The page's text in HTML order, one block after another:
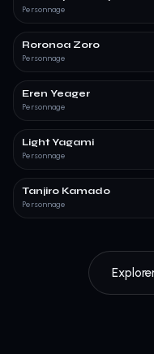
Personnage
Roronoa Zoro
Personnage
Eren Yeager
Personnage
Light Yagami
Personnage
Tanjiro Kamado
Personnage